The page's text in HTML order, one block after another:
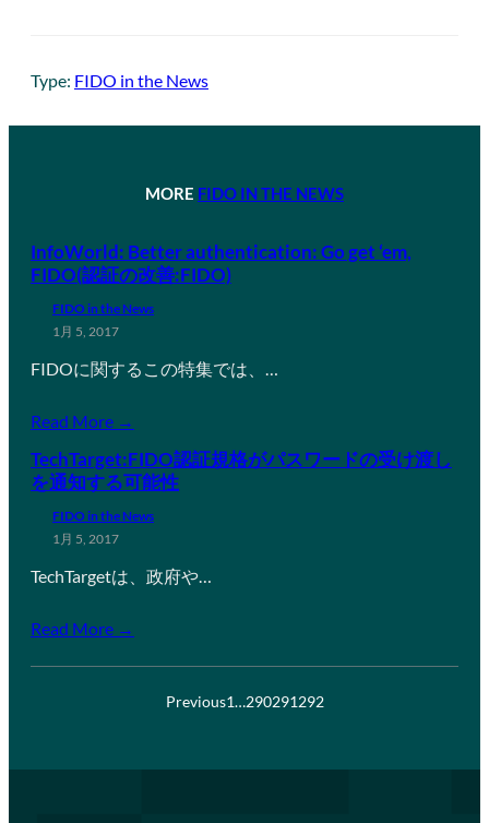
Type: FIDO in the News
MORE FIDO IN THE NEWS
InfoWorld: Better authentication: Go get ‘em,
FIDO(認証の改善:FIDO)
FIDO in the News
1月 5, 2017
FIDOに関するこの特集では、…
Read More →
TechTarget:FIDO認証規格がパスワードの受け渡し
を通知する可能性
FIDO in the News
1月 5, 2017
TechTargetは、政府や…
Read More →
Previous1…290291292